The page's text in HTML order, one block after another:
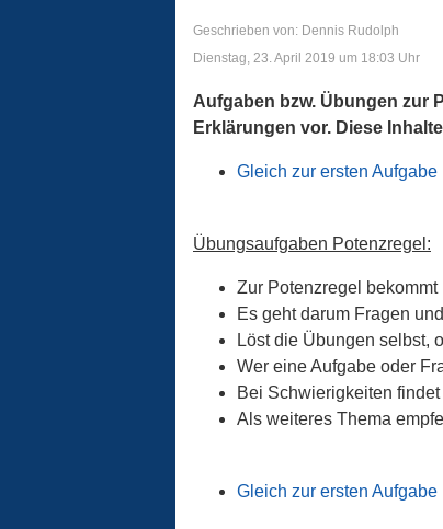
Geschrieben von: Dennis Rudolph
Dienstag, 23. April 2019 um 18:03 Uhr
Aufgaben bzw. Übungen zur
Erklärungen vor. Diese
Gleich zur ersten Aufgabe
Übungsaufgaben Potenzregel:
Zur Potenzregel
Es geht darum Fragen
Löst die Übungen selbst,
Wer eine Aufgabe oder
Bei Schwierigkeiten
Als weiteres Thema
Gleich zur ersten Aufgabe